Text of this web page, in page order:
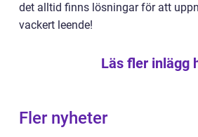
det alltid finns lösningar för att
vackert leende!
Läs fler inlägg
Fler nyheter